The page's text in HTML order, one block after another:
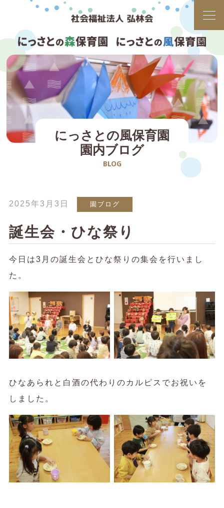
にっさとの風保育園
園内ブログ
BLOG
2025年3月3日 園ブログ
誕生会・ひな祭り
今日は3月の誕生会とひな祭りの集会を行いまし
た。
ひなあられと白酒の代わりのカルピスでお祝いを
しました。